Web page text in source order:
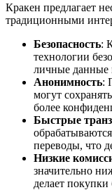
Кракен предлагает
традиционными
Безопасность:
технологии
личные данные
Анонимность:
могут
более
Быстрые
переводы, что
Низкие
значительно
делает